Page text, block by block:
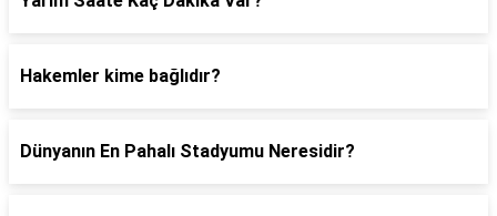
Hakemler kime bağlıdır?
Dünyanın En Pahalı Stadyumu Neresidir?